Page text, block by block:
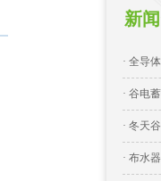
新
· 全导
· 谷电
· 冬天
· 布水